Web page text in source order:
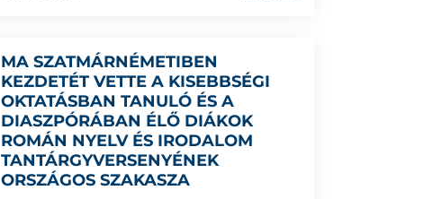
MA SZATMÁRNÉMETIBEN
KEZDETÉT VETTE A KISEBBSÉGI
OKTATÁSBAN TANULÓ ÉS A
DIASZPÓRÁBAN ÉLŐ DIÁKOK
ROMÁN NYELV ÉS IRODALOM
TANTÁRGYVERSENYÉNEK
ORSZÁGOS SZAKASZA